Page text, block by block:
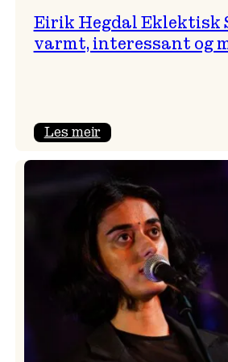
Eirik Hegdal Eklektisk
varmt, interessant og
Les meir:
Eklektisk
Samband
–
varmt,
interessant
morosamt